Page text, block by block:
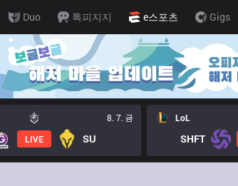
Duo 톡피지지 e스포츠 Gigs
8. 7. 금
LIVE SU
LoL
SHFT